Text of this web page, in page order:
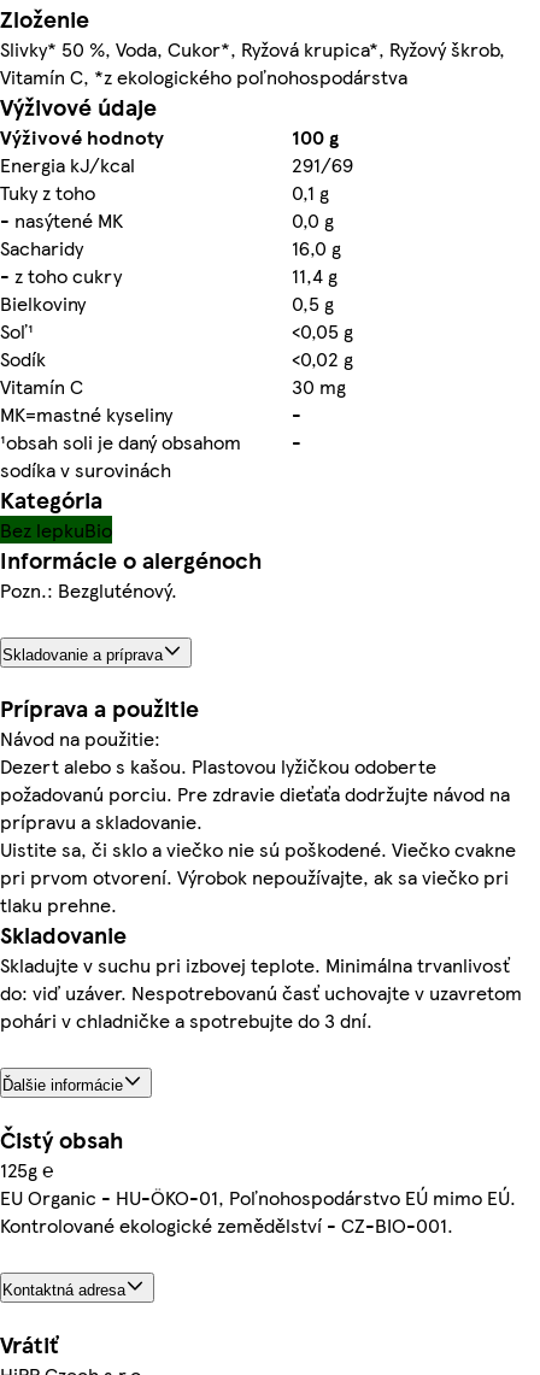
Zloženie
Slivky* 50 %, Voda, Cukor*, Ryžová krupica*, Ryžový škrob,
Vitamín C, *z ekologického poľnohospodárstva
Výživové údaje
Výživové hodnoty
100 g
Energia kJ/kcal
291/69
Tuky z toho
0,1 g
- nasýtené MK
0,0 g
Sacharidy
16,0 g
- z toho cukry
11,4 g
Bielkoviny
0,5 g
Soľ¹
<0,05 g
Sodík
<0,02 g
Vitamín C
30 mg
MK=mastné kyseliny
-
¹obsah soli je daný obsahom
sodíka v surovinách
-
Kategória
Bez lepkuBio
Informácie o alergénoch
Pozn.: Bezgluténový.
Skladovanie a príprava
Príprava a použitie
Návod na použitie:
Dezert alebo s kašou. Plastovou lyžičkou odoberte
požadovanú porciu. Pre zdravie dieťaťa dodržujte návod na
prípravu a skladovanie.
Uistite sa, či sklo a viečko nie sú poškodené. Viečko cvakne
pri prvom otvorení. Výrobok nepoužívajte, ak sa viečko pri
tlaku prehne.
Skladovanie
Skladujte v suchu pri izbovej teplote. Minimálna trvanlivosť
do: viď uzáver. Nespotrebovanú časť uchovajte v uzavretom
pohári v chladničke a spotrebujte do 3 dní.
Ďalšie informácie
Čistý obsah
125g ℮
EU Organic - HU-ÖKO-01, Poľnohospodárstvo EÚ mimo EÚ.
Kontrolované ekologické zemědělství - CZ-BIO-001.
Kontaktná adresa
Vrátiť